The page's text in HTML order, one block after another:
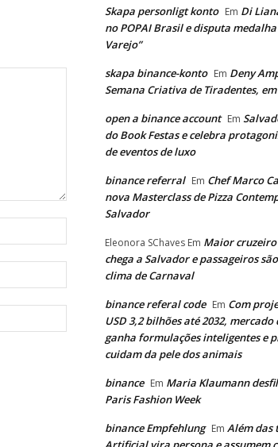
Skapa personligt konto Em Di
no POPAI Brasil e disputa medalha
Varejo”
skapa binance-konto Em Deny
Semana Criativa de Tiradentes,
open a binance account Em
do Book Festas e celebra
de eventos de luxo
binance referral Em Chef Marco
nova Masterclass de Pizza
Salvador
Eleonora SChaves Em Maior
chega a Salvador e passageiros
clima de Carnaval
binance referal code Em Com
USD 3,2 bilhões até 2032,
ganha formulações inteligentes e
cuidam da pele dos animais
binance Em Maria Klaumann
Paris Fashion Week
binance Empfehlung Em Além das